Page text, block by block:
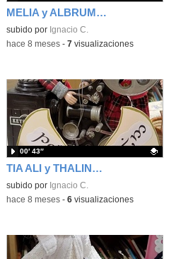
MELIA y ALBRUM_Exposición de Elfos en el CEIP Luis De Góngora de Madrid
Contenido educativo.
subido por Ignacio C.
-hace 8 meses- 7visualizaciones
TIA ALI y THALIN_Elfos en el CEIP Luis De Góngora de Madrid.
Contenido educativo.
subido por Ignacio C.
00′ 43″
-hace 8 meses- 6visualizaciones